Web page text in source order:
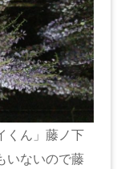
くん」藤ノ下
いないので藤